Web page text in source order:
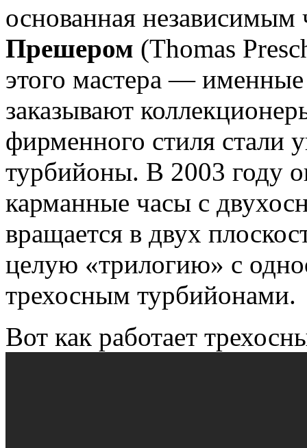
основанная
Прешером (Thomas
этого мастера —
заказывают
фирменного стиля стали
турбийоны. В 2003 году
карманные часы с
вращается в двух
целую «трилогию» с
трехосным турбийонами.
Вот как работает